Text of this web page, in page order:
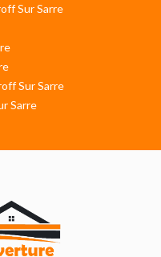
Sur Sarre
Sur Sarre
Sarre